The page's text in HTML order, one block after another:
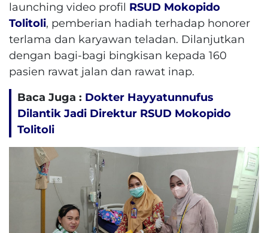
launching video profil RSUD Mokopido
Tolitoli, pemberian hadiah terhadap honorer
terlama dan karyawan teladan. Dilanjutkan
dengan bagi-bagi bingkisan kepada 160
pasien rawat jalan dan rawat inap.
Baca Juga : Dokter Hayyatunnufus
Dilantik Jadi Direktur RSUD Mokopido
Tolitoli